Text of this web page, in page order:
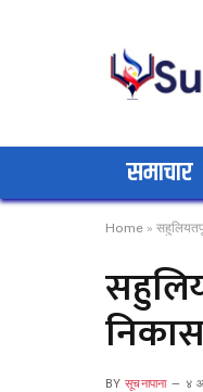
समाचार
Home »
BY सूचनापाना ४